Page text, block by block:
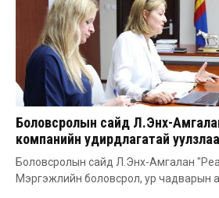
Боловсролын сайд Л.Энх-
компанийн удирдлагатай уулзлаа
Боловсролын сайд Л.Энх-Амгалан
Мэргэжлийн боловсрол, ур чадварын